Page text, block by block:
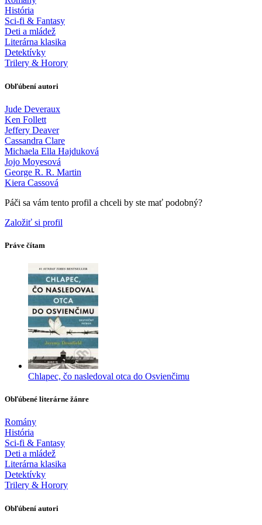
História
Sci-fi & Fantasy
Deti a mládež
Literárna klasika
Detektívky
Trilery & Horory
Obľúbení autori
Jude Deveraux
Ken Follett
Jeffery Deaver
Cassandra Clare
Michaela Ella Hajduková
Jojo Moyesová
George R. R. Martin
Kiera Cassová
Páči sa vám tento profil a chceli by ste mať podobný?
Založiť si profil
Práve čítam
Chlapec, čo nasledoval otca do Osvienčimu
Obľúbené literárne žánre
Romány
História
Sci-fi & Fantasy
Deti a mládež
Literárna klasika
Detektívky
Trilery & Horory
Obľúbení autori